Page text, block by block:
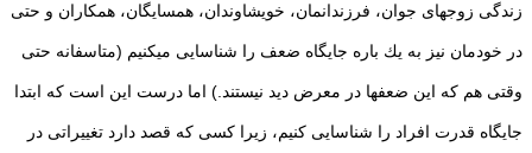
زندگی زوج‏های جوان، فرزندانمان‏، خویشاوندان، همسایگان، همكاران و حتی
در خودمان نیز به یك باره جایگاه ضعف را شناسایی می‏كنیم (متاسفانه حتی
وقتی هم كه این ضعف‏ها در معرض دید نیستند.) اما درست این است كه ابتدا
جایگاه قدرت افراد را شناسایی كنیم‏، زیرا كسی كه قصد دارد تغییراتی در